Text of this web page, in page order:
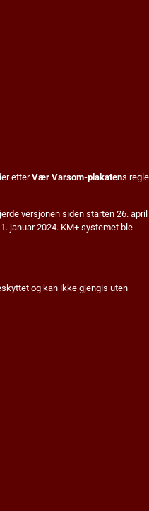
etterVær Varsom-plakatens
versjonen siden starten 26. april
januar 2024. KM+ systemet ble
og kan ikke gjengis uten